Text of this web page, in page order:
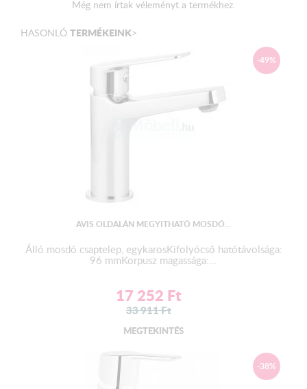
Még nem írtak véleményt a termékhez.
HASONLÓ TERMÉKEINK>
-49%
AVIS OLDALÁN MEGYITHATÓ MOSDÓ...
Álló mosdó csaptelep, egykarosKifolyócső hatótávolsága:
96 mmKorpusz magassága:...
17 252 Ft
33 911Ft
MEGTEKINTÉS
-38%